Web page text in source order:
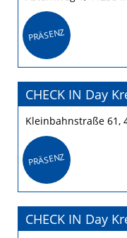
PRÄSENZ
CHECK IN Day
Kleinbahnstraße 61,
PRÄSENZ
CHECK IN Day